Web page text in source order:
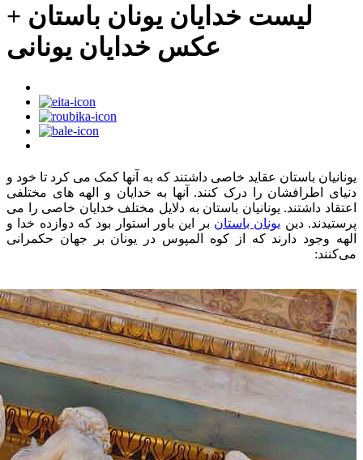
لیست خدایان یونان باستان +
عکس خدایان یونانی
یونانیان باستان عقاید خاصی داشتند که به آنها کمک می کرد تا خود و
دنیای اطرافشان را درک کنند. آنها به خدایان و الهه های مختلفی
اعتقاد داشتند. یونانیان باستان به دلایل مختلف خدایان خاصی را می
پرستیدند. دین یونان باستان بر این باور استوار بود که دوازده خدا و
الهه وجود دارند که از کوه المپوس در یونان بر جهان حکمرانی
می‌کنند: